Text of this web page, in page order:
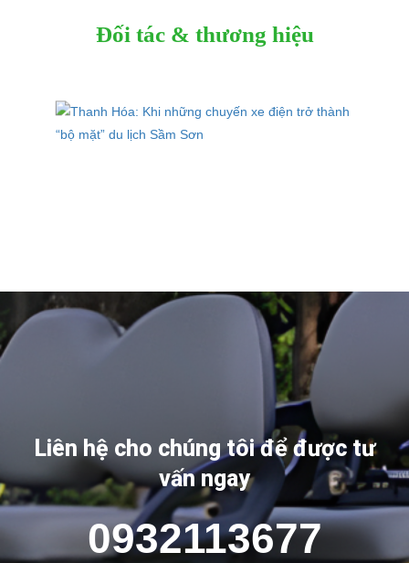
Đối tác & thương hiệu
Liên hệ cho chúng tôi để được tư
vấn ngay
0932113677